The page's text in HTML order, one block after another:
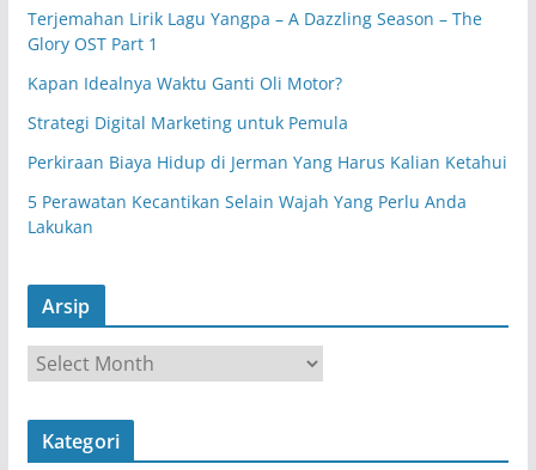
Terjemahan Lirik Lagu Yangpa – A Dazzling Season – The
Glory OST Part 1
Kapan Idealnya Waktu Ganti Oli Motor?
Strategi Digital Marketing untuk Pemula
Perkiraan Biaya Hidup di Jerman Yang Harus Kalian Ketahui
5 Perawatan Kecantikan Selain Wajah Yang Perlu Anda
Lakukan
Arsip
r
s
Kategori